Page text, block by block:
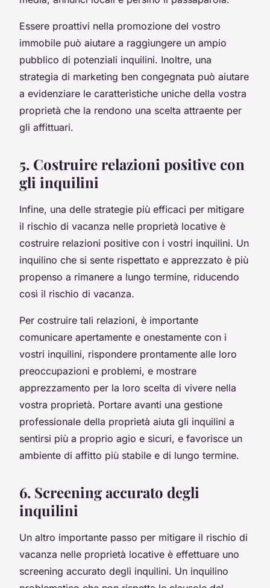
Essere proattivi nella promozione del vostro
immobile può aiutare a raggiungere un ampio
pubblico di potenziali inquilini. Inoltre, una
strategia di marketing ben congegnata può aiutare
a evidenziare le caratteristiche uniche della vostra
proprietà che la rendono una scelta attraente per
gli affittuari.
5. Costruire relazioni positive con
gli inquilini
Infine, una delle strategie più efficaci per mitigare
il rischio di vacanza nelle proprietà locative è
costruire relazioni positive con i vostri inquilini. Un
inquilino che si sente rispettato e apprezzato è più
propenso a rimanere a lungo termine, riducendo
così il rischio di vacanza.
Per costruire tali relazioni, è importante
comunicare apertamente e onestamente con i
vostri inquilini, rispondere prontamente alle loro
preoccupazioni e problemi, e mostrare
apprezzamento per la loro scelta di vivere nella
vostra proprietà. Portare avanti una gestione
professionale della proprietà aiuta gli inquilini a
sentirsi più a proprio agio e sicuri, e favorisce un
ambiente di affitto più stabile e di lungo termine.
6. Screening accurato degli
inquilini
Un altro importante passo per mitigare il rischio di
vacanza nelle proprietà locative è effettuare uno
screening accurato degli inquilini. Un inquilino